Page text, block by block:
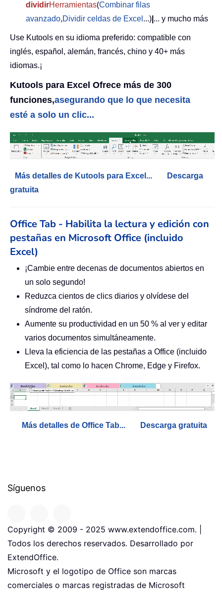
dividirHerramientas(Combinar filas
avanzado,Dividir celdas de Excel ...) ... y mucho más
Use Kutools en su idioma preferido: compatible con
inglés, español, alemán, francés, chino y 40+ más
idiomas.¡
Kutools para Excel Ofrece más de 300
funciones,asegurando que lo que necesita
esté a solo un clic...
Más detalles de Kutools para Excel...
Descarga
gratuita
Office Tab - Habilita la lectura y edición con
pestañas en Microsoft Office (incluido
Excel)
¡Cambie entre decenas de documentos abiertos en
un solo segundo!
Reduzca cientos de clics diarios y olvídese del
síndrome del ratón.
Aumente su productividad en un 50 % al ver y editar
varios documentos simultáneamente.
Lleva la eficiencia de las pestañas a Office (incluido
Excel), tal como lo hacen Chrome, Edge y Firefox.
Más detalles de Office Tab... Descarga gratuita
Síguenos
Copyright © 2009 - 2025 www.extendoffice.com. |
Todos los derechos reservados. Desarrollado por
ExtendOffice.
Microsoft y el logotipo de Office son marcas
comerciales o marcas registradas de Microsoft